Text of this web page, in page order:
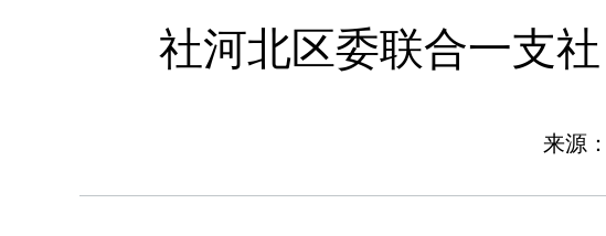
社河北区委联合一支
来源